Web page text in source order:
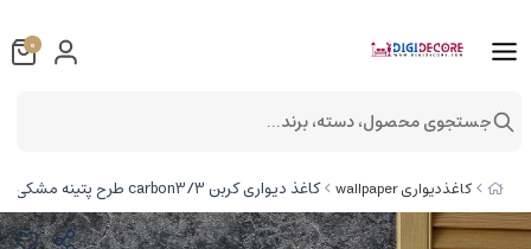
کاغذدیواری wallpaper کاغذ دیواری کربن 3/carbon3 طرح پتینه مشکی کد ۱۰۲۶۶
0
جستجوی محصول، دسته، برند...